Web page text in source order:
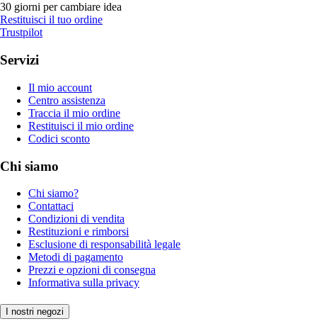
30 giorni per cambiare idea
Restituisci il tuo ordine
Trustpilot
Servizi
Il mio account
Centro assistenza
Traccia il mio ordine
Restituisci il mio ordine
Codici sconto
Chi siamo
Chi siamo?
Contattaci
Condizioni di vendita
Restituzioni e rimborsi
Esclusione di responsabilità legale
Metodi di pagamento
Prezzi e opzioni di consegna
Informativa sulla privacy
I nostri negozi